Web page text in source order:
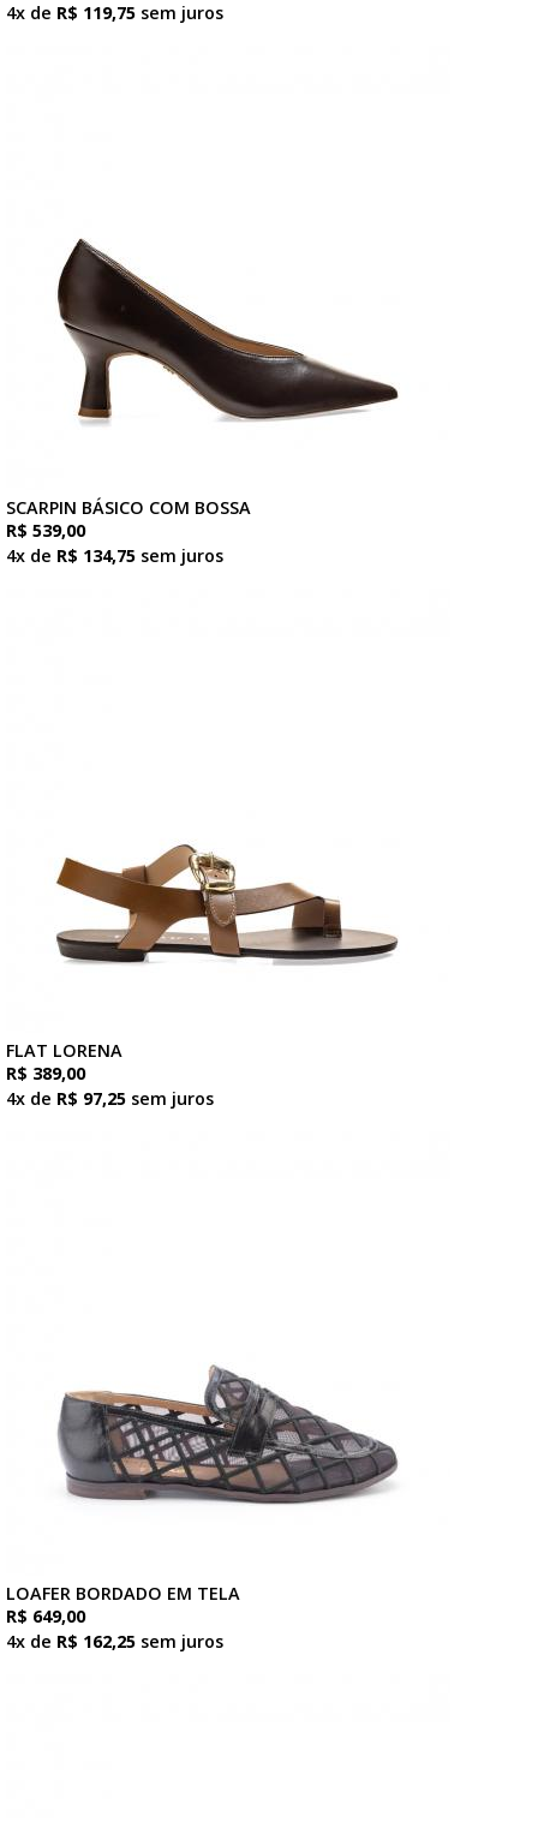
4x de R$ 119,75 sem juros
SCARPIN BÁSICO COM BOSSA
R$ 539,00
4x de R$ 134,75 sem juros
FLAT LORENA
R$ 389,00
4x de R$ 97,25 sem juros
LOAFER BORDADO EM TELA
R$ 649,00
4x de R$ 162,25 sem juros